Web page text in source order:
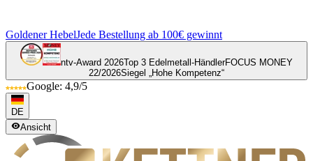
Goldener HebelJede Bestellung ab 100€ gewinnt
ntv-Award 2026Top 3 Edelmetall-HändlerFOCUS MONEY
22/2026Siegel „Hohe Kompetenz“
Google: 4,9/5
DE
Ansicht